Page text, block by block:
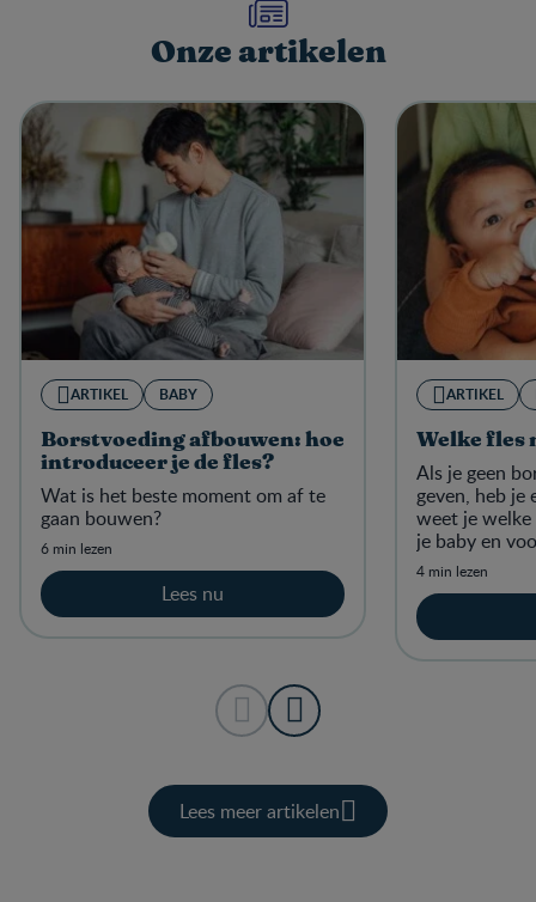
Onze artikelen​
ARTIKEL BABY
Borstvoeding afbouwen: hoe
introduceer je de fles?
Wat is het beste moment om af te
gaan bouwen?
6 min lezen
Lees nu
ARTIKEL
Welke fles
Als je geen
geven, heb je
weet je
je baby en
4 min lezen
Lees meer artikelen